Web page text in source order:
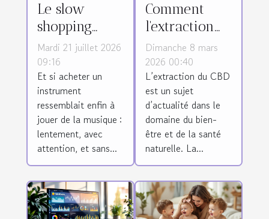
Le slow
shopping
prend-il
racine dans
le monde des
instruments ?
Mardi 21 juillet 2026
09:16
Et si acheter un
instrument
ressemblait enfin à
jouer de la musique :
lentement, avec
attention, et sans...
Comment
l'extraction
affecte-t-elle
la qualité du
CBD ?
Dimanche 8 mars
2026 00:40
L’extraction du CBD
est un sujet
d’actualité dans le
domaine du bien-
être et de la santé
naturelle. La...